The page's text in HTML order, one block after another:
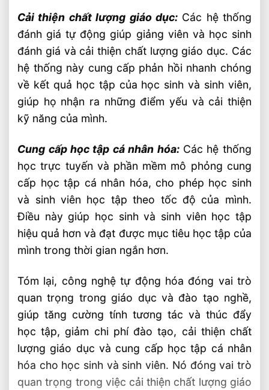
Cải thiện chất lượng giáo dục: Các hệ thống
đánh giá tự động giúp giảng viên và học sinh
đánh giá và cải thiện chất lượng giáo dục. Các
hệ thống này cung cấp phản hồi nhanh chóng
về kết quả học tập của học sinh và sinh viên,
giúp họ nhận ra những điểm yếu và cải thiện
kỹ năng của mình.
Cung cấp học tập cá nhân hóa:Các hệ thống
học trực tuyến và phần mềm mô phỏng cung
cấp học tập cá nhân hóa, cho phép học sinh
và sinh viên học tập theo tốc độ của mình.
Điều này giúp học sinh và sinh viên học tập
hiệu quả hơn và đạt được mục tiêu học tập của
mình trong thời gian ngắn hơn.
Tóm lại, công nghệ tự động hóa đóng vai trò
quan trọng trong giáo dục và đào tạo nghề,
giúp tăng cường tính tương tác và thúc đẩy
học tập, giảm chi phí đào tạo, cải thiện chất
lượng giáo dục và cung cấp học tập cá nhân
hóa cho học sinh và sinh viên. Nó đóng vai trò
quan trọng trong việc cải thiện chất lượng giáo